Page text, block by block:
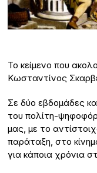
Το κείμενο που
Κωσταντίνος
Σε δύο εβδομάδες
του πολίτη-
μας, με το
παράταξη, στο
για κάποια χρόνια